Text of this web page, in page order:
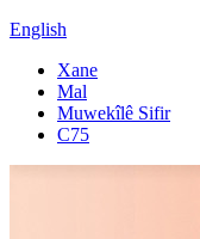
English
Xane
Mal
Muwekîlê Sifir
C75